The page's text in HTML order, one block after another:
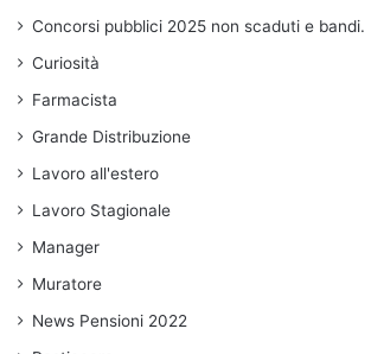
Concorsi pubblici 2025 non scaduti e bandi.
Curiosità
Farmacista
Grande Distribuzione
Lavoro all'estero
Lavoro Stagionale
Manager
Muratore
News Pensioni 2022